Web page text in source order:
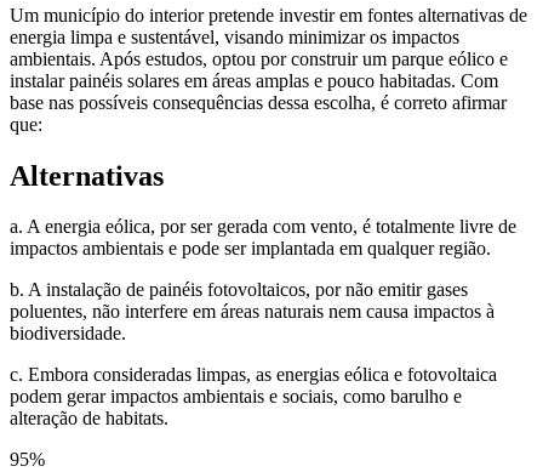
Um município do interior pretende investir em fontes alternativas de
energia limpa e sustentável, visando minimizar os impactos
ambientais. Após estudos, optou por construir um parque eólico e
instalar painéis solares em áreas amplas e pouco habitadas. Com
base nas possíveis consequências dessa escolha, é correto afirmar
que:
Alternativas
a. A energia eólica, por ser gerada com vento, é totalmente livre de
impactos ambientais e pode ser implantada em qualquer região.
b. A instalação de painéis fotovoltaicos, por não emitir gases
poluentes, não interfere em áreas naturais nem causa impactos à
biodiversidade.
c. Embora consideradas limpas, as energias eólica e fotovoltaica
podem gerar impactos ambientais e sociais, como barulho e
alteração de habitats.
95%